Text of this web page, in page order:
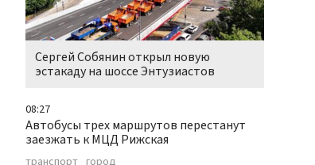
Сергей Собянин открыл новую
эстакаду на шоссе Энтузиастов
08:27
Автобусы трех маршрутов перестанут
заезжать к МЦД Рижская